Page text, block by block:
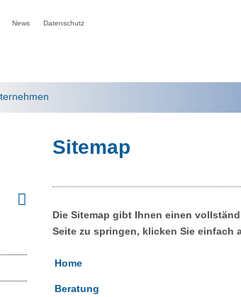
News Datenschutz
Sitemap
Die Sitemap gibt Ihnen einen
Seite zu springen, klicken Sie einfach
Home
Beratung